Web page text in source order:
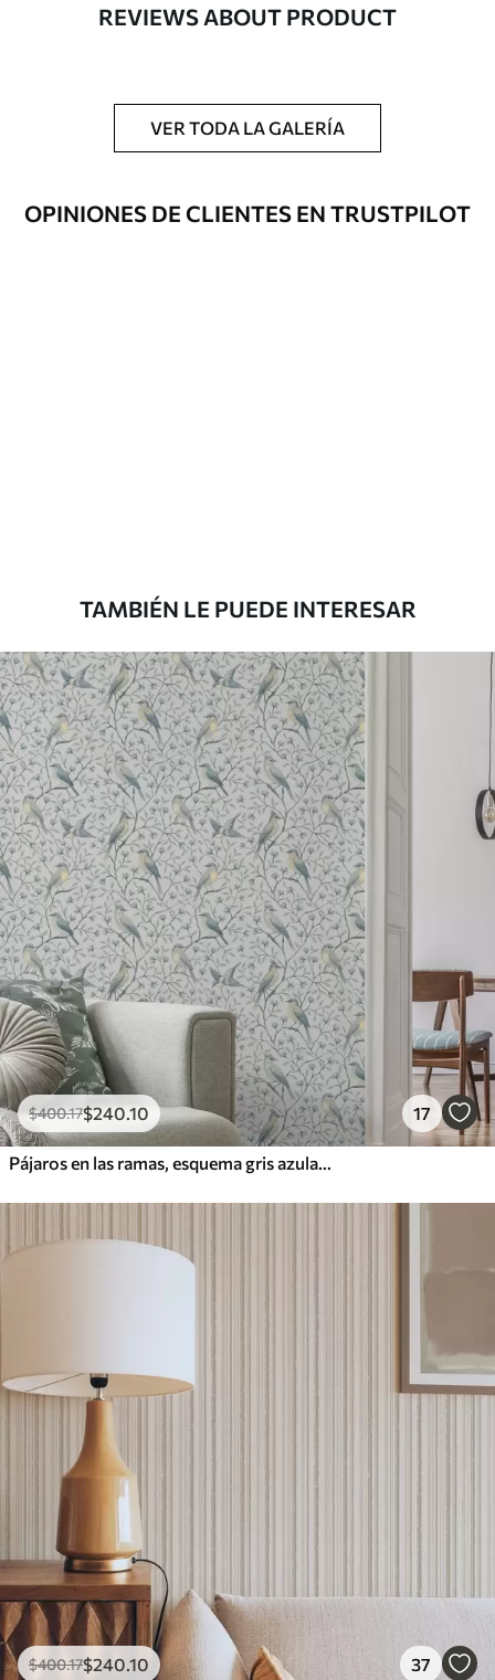
Impreso bajo pedido y entregado en
rollos de hasta 50 cm de ancho.
Opciones
adicionales
Disponible con recubrimiento de barniz
y/o adhesivo para empapelar.
/m²
Premium
1100.00$660.00/m²
Vinilo Premium
1266.67$760.00/m²
REVIEWS ABOUT PRODUCT
VER TODA LA GALERÍA
OPINIONES DE CLIENTES EN TRUSTPILOT
TAMBIÉN LE PUEDE INTERESAR
$400.17$240.10 17
Pájaros en las ramas, esquema gris azulado
$400.17$240.10 37